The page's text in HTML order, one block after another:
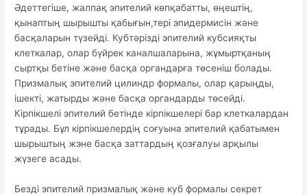
Әдеттегіше, жалпақ эпителий көпқабатты, өңештің,
қынаптың шырышты қабығын,тері эпидермисін және
басқаларын түзейді. Кубтәрізді эпителий кубсияқты
клеткалар, олар бүйрек каналшаларына, жұмыртқаның
сыртқы бетіне және басқа органдарға төсеніш болады.
Призмалық эпителий цилиндр формалы, олар қарыңды,
ішекті, жатырды және басқа органдарды төсейді.
Кірпікшелі эпителий бетінде кірпікшелері бар клеткалардан
тұрады. Бұл кірпікшелердің соғуына эпителий қабатымен
шырыштың жэне басқа заттардың қозғалуы арқылы
жүзеге асады.
Безді эпителий призмалық және куб формалы секрет